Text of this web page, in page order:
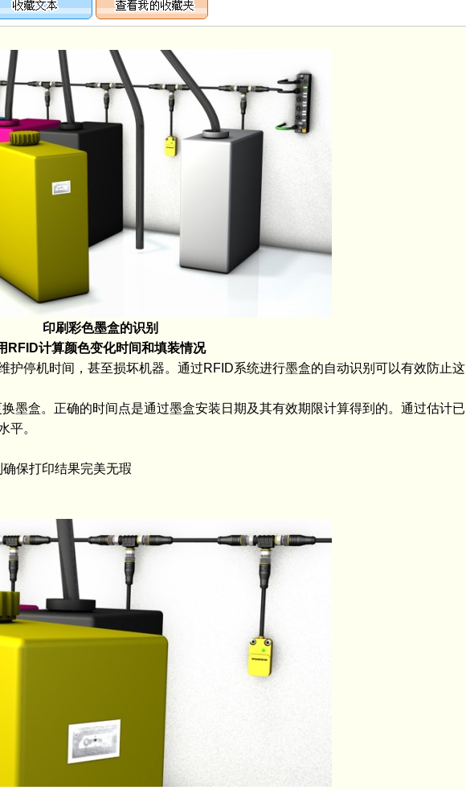
印刷彩色墨盒的识别
计算颜色变化时间和填装情况
机时间，甚至损坏机器。通过RFID系统进行墨盒的自动识别可以有效防止这
盒。正确的时间点是通过墨盒安装日期及其有效期限计算得到的。通过估计已
平。
保打印结果完美无瑕